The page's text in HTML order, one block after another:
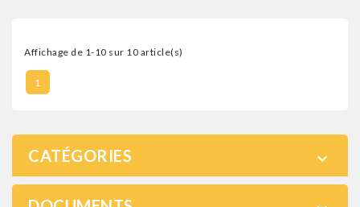
Affichage de 1-10 sur 10 article(s)
1
CATÉGORIES 